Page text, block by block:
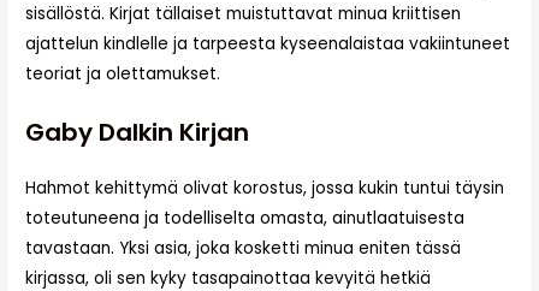
sisällöstä. Kirjat tällaiset muistuttavat minua kriittisen
ajattelun kindlelle ja tarpeesta kyseenalaistaa vakiintuneet
teoriat ja olettamukset.
Gaby Dalkin Kirjan
Hahmot kehittymä olivat korostus, jossa kukin tuntui täysin
toteutuneena ja todelliselta omasta, ainutlaatuisesta
tavastaan. Yksi asia, joka kosketti minua eniten tässä
kirjassa, oli sen kyky tasapainottaa kevyitä hetkiä